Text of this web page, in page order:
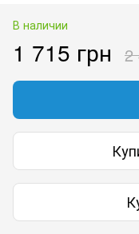
В наличии
1 715 грн 2